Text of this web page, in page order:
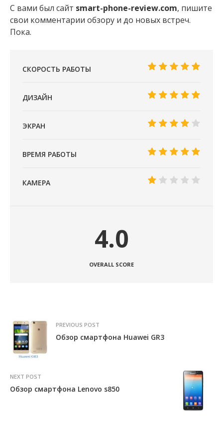
С вами был сайт smart-phone-review.com, пишите
свои комментарии обзору и до новых встреч.
Пока.
СКОРОСТЬ РАБОТЫ
ДИЗАЙН
ЭКРАН
ВРЕМЯ РАБОТЫ
КАМЕРА
4.0
OVERALL SCORE
PREVIOUS POST
Обзор смартфона Huawei GR3
NEXT POST
Обзор смартфона Lenovo s850